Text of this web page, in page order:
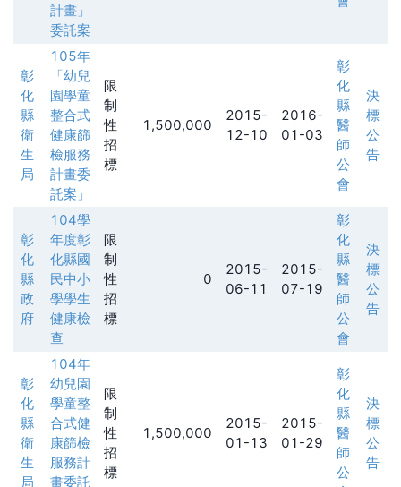
計畫」
委託案
彰
化
縣
衛
生
局
105年
「幼兒
園學童
整合式
健康篩
檢服務
計畫委
託案」
限
制
性
招
標
1,500,000
2015-
12-10
2016-
01-03
彰
化
縣
醫
師
公
會
決
標
公
告
彰
化
縣
政
府
104學
年度彰
化縣國
民中小
學學生
健康檢
查
限
制
性
招
標
0
2015-
06-11
2015-
07-19
彰
化
縣
醫
師
公
會
決
標
公
告
彰
化
縣
衛
生
局
104年
幼兒園
學童整
合式健
康篩檢
服務計
畫委託
限
制
性
招
標
1,500,000
2015-
01-13
2015-
01-29
彰
化
縣
醫
師
公
決
標
公
告